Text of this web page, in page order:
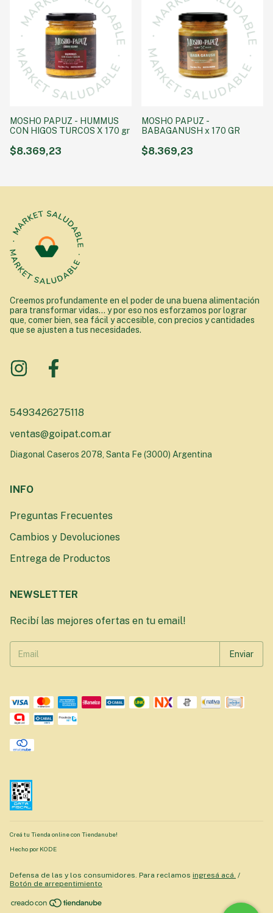
MOSHO PAPUZ - HUMMUS
CON HIGOS TURCOS X 170 gr
$8.369,23
MOSHO PAPUZ -
BABAGANUSH x 170 GR
$8.369,23
Creemos profundamente en el poder de una buena alimentación
para transformar vidas... y por eso nos esforzamos por lograr
que, comer bien, sea fácil y accesible, con precios y cantidades
que se ajusten a tus necesidades.
5493426275118
ventas@goipat.com.ar
Diagonal Caseros 2078, Santa Fe (3000) Argentina
INFO
Preguntas Frecuentes
Cambios y Devoluciones
Entrega de Productos
NEWSLETTER
Recibí las mejores ofertas en tu email!
Creá tu Tienda online con Tiendanube!
Hecho por KODE
Defensa de las y los consumidores. Para reclamos ingresá acá. /
Botón de arrepentimiento